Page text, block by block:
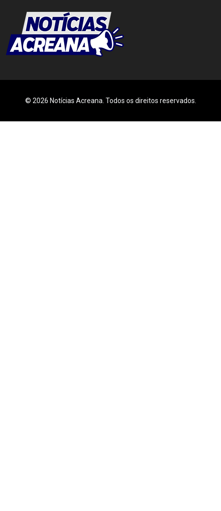
© 2026 Notícias Acreana. Todos os direitos reservados.